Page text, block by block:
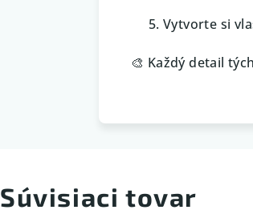
Vytvorte si
🎨 Každý detail
Súvisiaci tovar